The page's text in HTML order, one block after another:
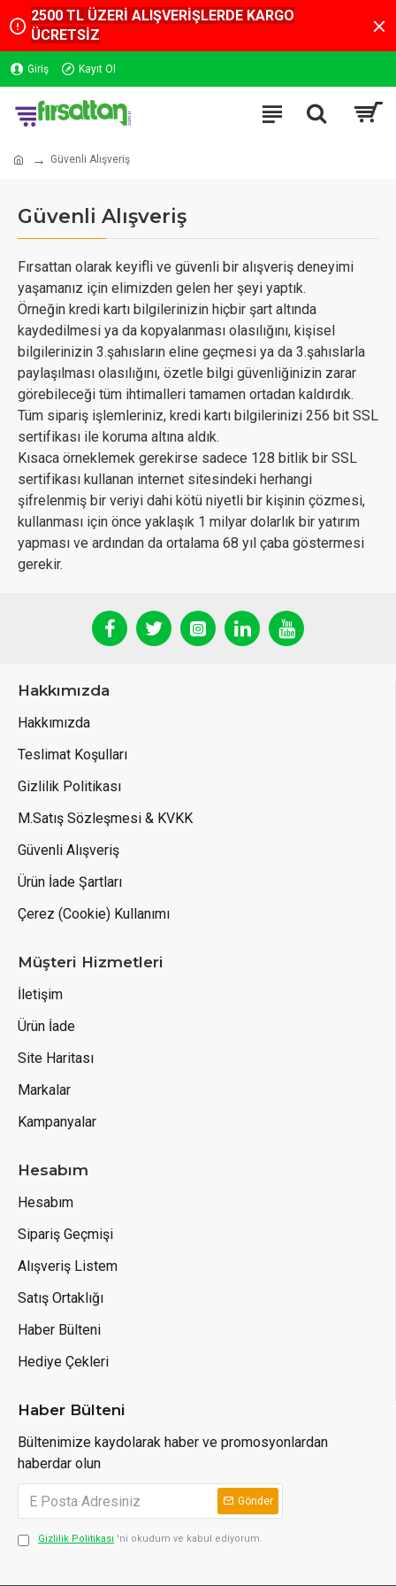
2500 TL ÜZERİ ALIŞVERİŞLERDE KARGO
ÜCRETSİZ
Giriş Kayıt Ol
Güvenli Alışveriş
Güvenli Alışveriş
Fırsattan olarak keyifli ve güvenli bir alışveriş deneyimi
yaşamanız için elimizden gelen her şeyi yaptık.
Örneğin kredi kartı bilgilerinizin hiçbir şart altında
kaydedilmesi ya da kopyalanması olasılığını, kişisel
bilgilerinizin 3.şahısların eline geçmesi ya da 3.şahıslarla
paylaşılması olasılığını, özetle bilgi güvenliğinizin zarar
görebileceği tüm ihtimalleri tamamen ortadan kaldırdık.
Tüm sipariş işlemleriniz, kredi kartı bilgilerinizi 256 bit SSL
sertifikası ile koruma altına aldık.
Kısaca örneklemek gerekirse sadece 128 bitlik bir SSL
sertifikası kullanan internet sitesindeki herhangi
şifrelenmiş bir veriyi dahi kötü niyetli bir kişinin çözmesi,
kullanması için önce yaklaşık 1 milyar dolarlık bir yatırım
yapması ve ardından da ortalama 68 yıl çaba göstermesi
gerekir.
Hakkımızda
Hakkımızda
Teslimat Koşulları
Gizlilik Politikası
M.Satış Sözleşmesi & KVKK
Güvenli Alışveriş
Ürün İade Şartları
Çerez (Cookie) Kullanımı
Müşteri Hizmetleri
İletişim
Ürün İade
Site Haritası
Markalar
Kampanyalar
Hesabım
Hesabım
Sipariş Geçmişi
Alışveriş Listem
Satış Ortaklığı
Haber Bülteni
Hediye Çekleri
Haber Bülteni
Bültenimize kaydolarak haber ve promosyonlardan
haberdar olun
Gönder
Gizlilik Politikası 'ni okudum ve kabul ediyorum.